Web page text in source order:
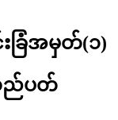
ခြံအမှတ်(၁)
ည်ပတ်